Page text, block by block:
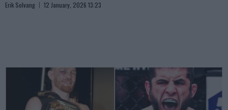
Erik Solvang 12 January, 2026 13:23